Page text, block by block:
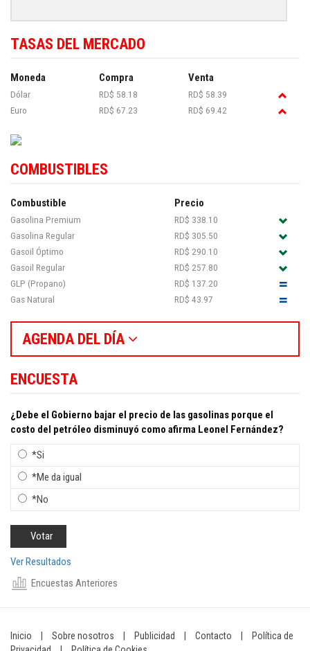
TASAS DEL MERCADO
Moneda Compra Venta
Dólar RD$ 58.18
RD$ 58.39
Euro
RD$ 67.23 RD$ 69.42
COMBUSTIBLES
Combustible Precio
Gasolina Premium
RD$ 338.10
Gasolina Regular
RD$ 305.50
Gasoil Óptimo
RD$ 290.10
Gasoil Regular
RD$ 257.80
GLP (Propano)
RD$ 137.20
Gas Natural
RD$ 43.97
AGENDA DEL DÍA
ENCUESTA
¿Debe el Gobierno bajar el precio de las gasolinas porque el
costo del petróleo disminuyó como afirma Leonel Fernández?
*Si
*Me da igual
*No
Ver Resultados
Encuestas Anteriores
Inicio Sobre nosotros Publicidad Contacto
Política de